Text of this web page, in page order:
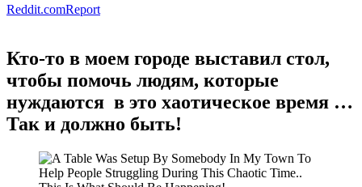
Reddit.comReport
Кто-то в моем городе выставил стол,
чтобы помочь людям, которые
нуждаются в это хаотическое время …
Так и должно быть!